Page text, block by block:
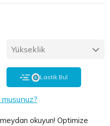
Yükseklik
Lastik Bul
meydan okuyun! Optimize